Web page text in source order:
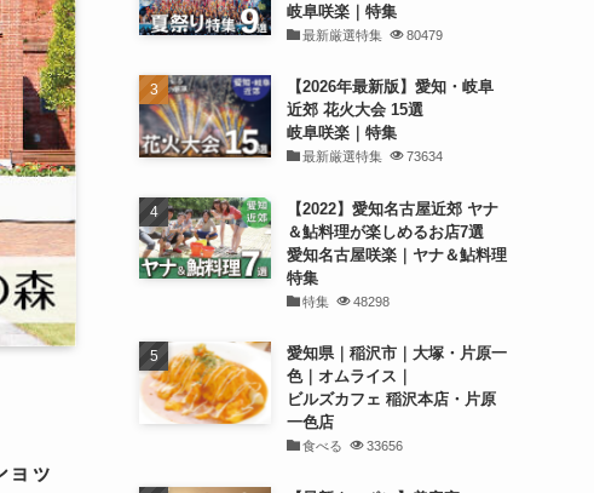
ョッ
岐阜咲楽｜特集
最新厳選特集 80479
【2026年最新版】愛知・岐阜
近郊 花火大会 15選
岐阜咲楽｜特集
最新厳選特集 73634
【2022】愛知名古屋近郊 ヤナ
＆鮎料理が楽しめるお店7選
愛知名古屋咲楽｜ヤナ＆鮎料理
特集
特集 48298
愛知県｜稲沢市｜大塚・片原一
色｜オムライス｜
ビルズカフェ 稲沢本店・片原
一色店
食べる 33656